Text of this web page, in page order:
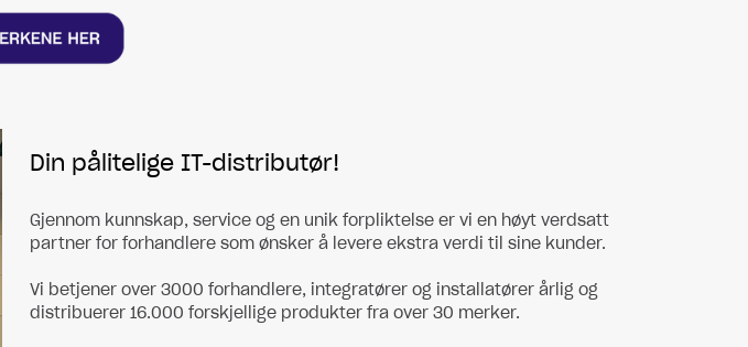
Din pålitelige IT-distributør!
Gjennom kunnskap, service og en unik forpliktelse er vi en høyt verdsatt
partner for forhandlere som ønsker å levere ekstra verdi til sine kunder.
Vi betjener over 3000 forhandlere, integratører og installatører årlig og
distribuerer 16.000 forskjellige produkter fra over 30 merker.